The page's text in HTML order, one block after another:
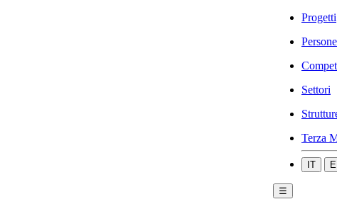
Progetti
Persone
Settori
Terza
IT
☰